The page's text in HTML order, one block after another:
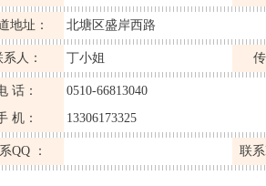
地址： 北塘区盛岸西路
系人： 丁小姐
话：
0510-66813040
机：
13306173325
QQ ： 联